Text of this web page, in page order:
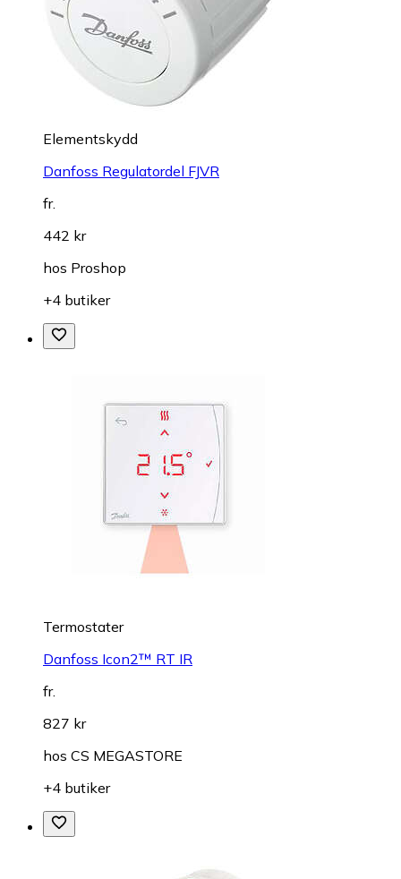
Elementskydd
Danfoss Regulatordel FJVR
fr.
442 kr
hos Proshop
+4 butiker
Termostater
Danfoss Icon2™ RT IR
fr.
827 kr
hos CS MEGASTORE
+4 butiker